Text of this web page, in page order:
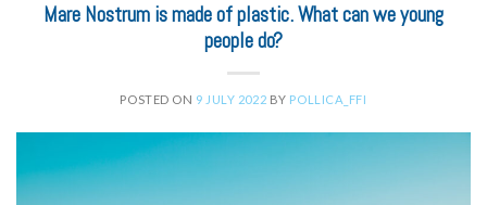
Mare Nostrum is made of plastic. What can we young
people do?
POSTED ON 9 JULY 2022 BY POLLICA_FFI